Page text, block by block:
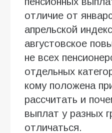
отличие от
апрельской
августовское
не всех
отдельных
кому положена
рассчитать и
выплат у разных
отличаться.